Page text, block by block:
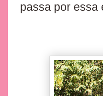
passa por essa